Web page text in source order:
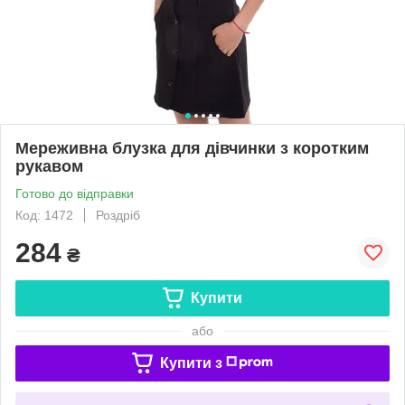
Мереживна блузка для дівчинки з коротким
рукавом
Готово до відправки
Код: 1472
Роздріб
284 ₴
Купити
або
Купити з